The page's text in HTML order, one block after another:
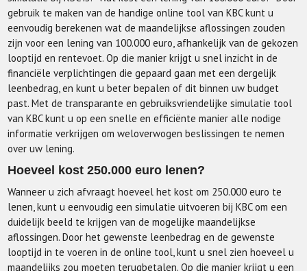
gebruik te maken van de handige online tool van KBC kunt u
eenvoudig berekenen wat de maandelijkse aflossingen zouden
zijn voor een lening van 100.000 euro, afhankelijk van de gekozen
looptijd en rentevoet. Op die manier krijgt u snel inzicht in de
financiële verplichtingen die gepaard gaan met een dergelijk
leenbedrag, en kunt u beter bepalen of dit binnen uw budget
past. Met de transparante en gebruiksvriendelijke simulatie tool
van KBC kunt u op een snelle en efficiënte manier alle nodige
informatie verkrijgen om weloverwogen beslissingen te nemen
over uw lening.
Hoeveel kost 250.000 euro lenen?
Wanneer u zich afvraagt hoeveel het kost om 250.000 euro te
lenen, kunt u eenvoudig een simulatie uitvoeren bij KBC om een
duidelijk beeld te krijgen van de mogelijke maandelijkse
aflossingen. Door het gewenste leenbedrag en de gewenste
looptijd in te voeren in de online tool, kunt u snel zien hoeveel u
maandelijks zou moeten terugbetalen. Op die manier krijgt u een